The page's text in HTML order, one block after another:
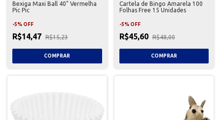
Bexiga Maxi Ball 40" Vermelha
Pic Pic
-5% OFF
R$14,47 R$15,23
Cartela de Bingo Amarela 100
Folhas Free 15 Unidades
-5% OFF
R$45,60 R$48,00